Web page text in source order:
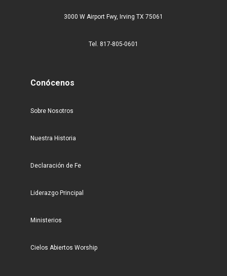
3000 W Airport Fwy, Irving TX 75061
Tel. 817-805-0601
Conócenos
Sobre Nosotros
Nuestra Historia
Declaración de Fe
Liderazgo Principal
Ministerios
Cielos Abiertos Worship